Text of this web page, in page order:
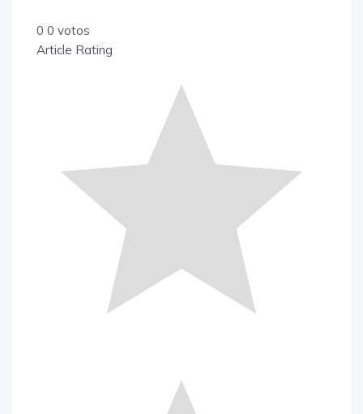
0 0 votos
Article Rating